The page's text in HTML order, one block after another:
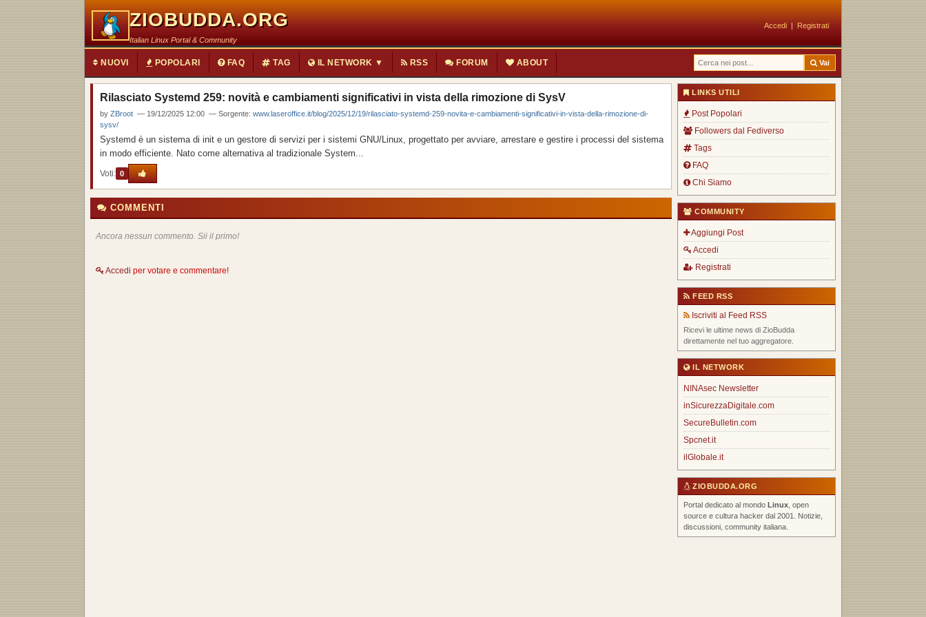
ZIOBUDDA.ORG
Italian Linux Portal & Community
Accedi | Registrati
NUOVI POPOLARI FAQ TAG IL NETWORK ▼ RSS FORUM ABOUT Vai
Rilasciato Systemd 259: novità e cambiamenti significativi in vista della rimozione di SysV
by ZBroot — 19/12/2025 12:00 — Sorgente: www.laseroffice.it/blog/2025/12/19/rilasciato-systemd-259-novita-e-cambiamenti-significativi-in-vista-della-rimozione-di-
sysv/
Systemd è un sistema di init e un gestore di servizi per i sistemi GNU/Linux, progettato per avviare, arrestare e gestire i processi del sistema
in modo efficiente. Nato come alternativa al tradizionale System...
Voti: 0
COMMENTI
Ancora nessun commento. Sii il primo!
Accedi per votare e commentare!
LINKS UTILI
Post Popolari
Followers dal Fediverso
Tags
FAQ
Chi Siamo
COMMUNITY
Aggiungi Post
Accedi
Registrati
FEED RSS
Iscriviti al Feed RSS
Ricevi le ultime news di ZioBudda
direttamente nel tuo aggregatore.
IL NETWORK
NINAsec Newsletter
inSicurezzaDigitale.com
SecureBulletin.com
Spcnet.it
ilGlobale.it
ZIOBUDDA.ORG
Portal dedicato al mondo Linux , open
source e cultura hacker dal 2001. Notizie,
discussioni, community italiana.